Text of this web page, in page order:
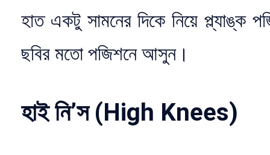
হাত একটু সামনের দিকে নিয়ে প্ল্যাঙ্ক
ছবির মতো পজিশনে আসুন।
হাই নি’স (High Knees)